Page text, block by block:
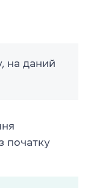
на даний
початку